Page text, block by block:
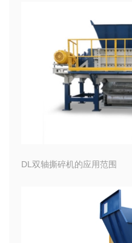
DL双轴撕碎机的应用范围